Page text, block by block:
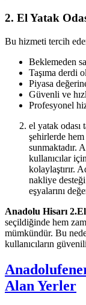
2. El Yatak
Bu hizmeti tercih
Beklemeden
Taşıma derdi
Piyasa
Güvenli ve
Profesyonel
el yatak odası
şehirlerde
sunmaktadır.
kullanıcılar
kolaylaştırır.
nakliye
eşyalarını
Anadolu Hisarı
seçildiğinde hem
mümkündür. Bu
kullanıcıların
Alan Yerler